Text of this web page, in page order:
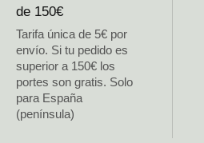
de 150€
Tarifa única de 5€ por
envío. Si tu pedido es
superior a 150€ los
portes son gratis. Solo
para España
(península)